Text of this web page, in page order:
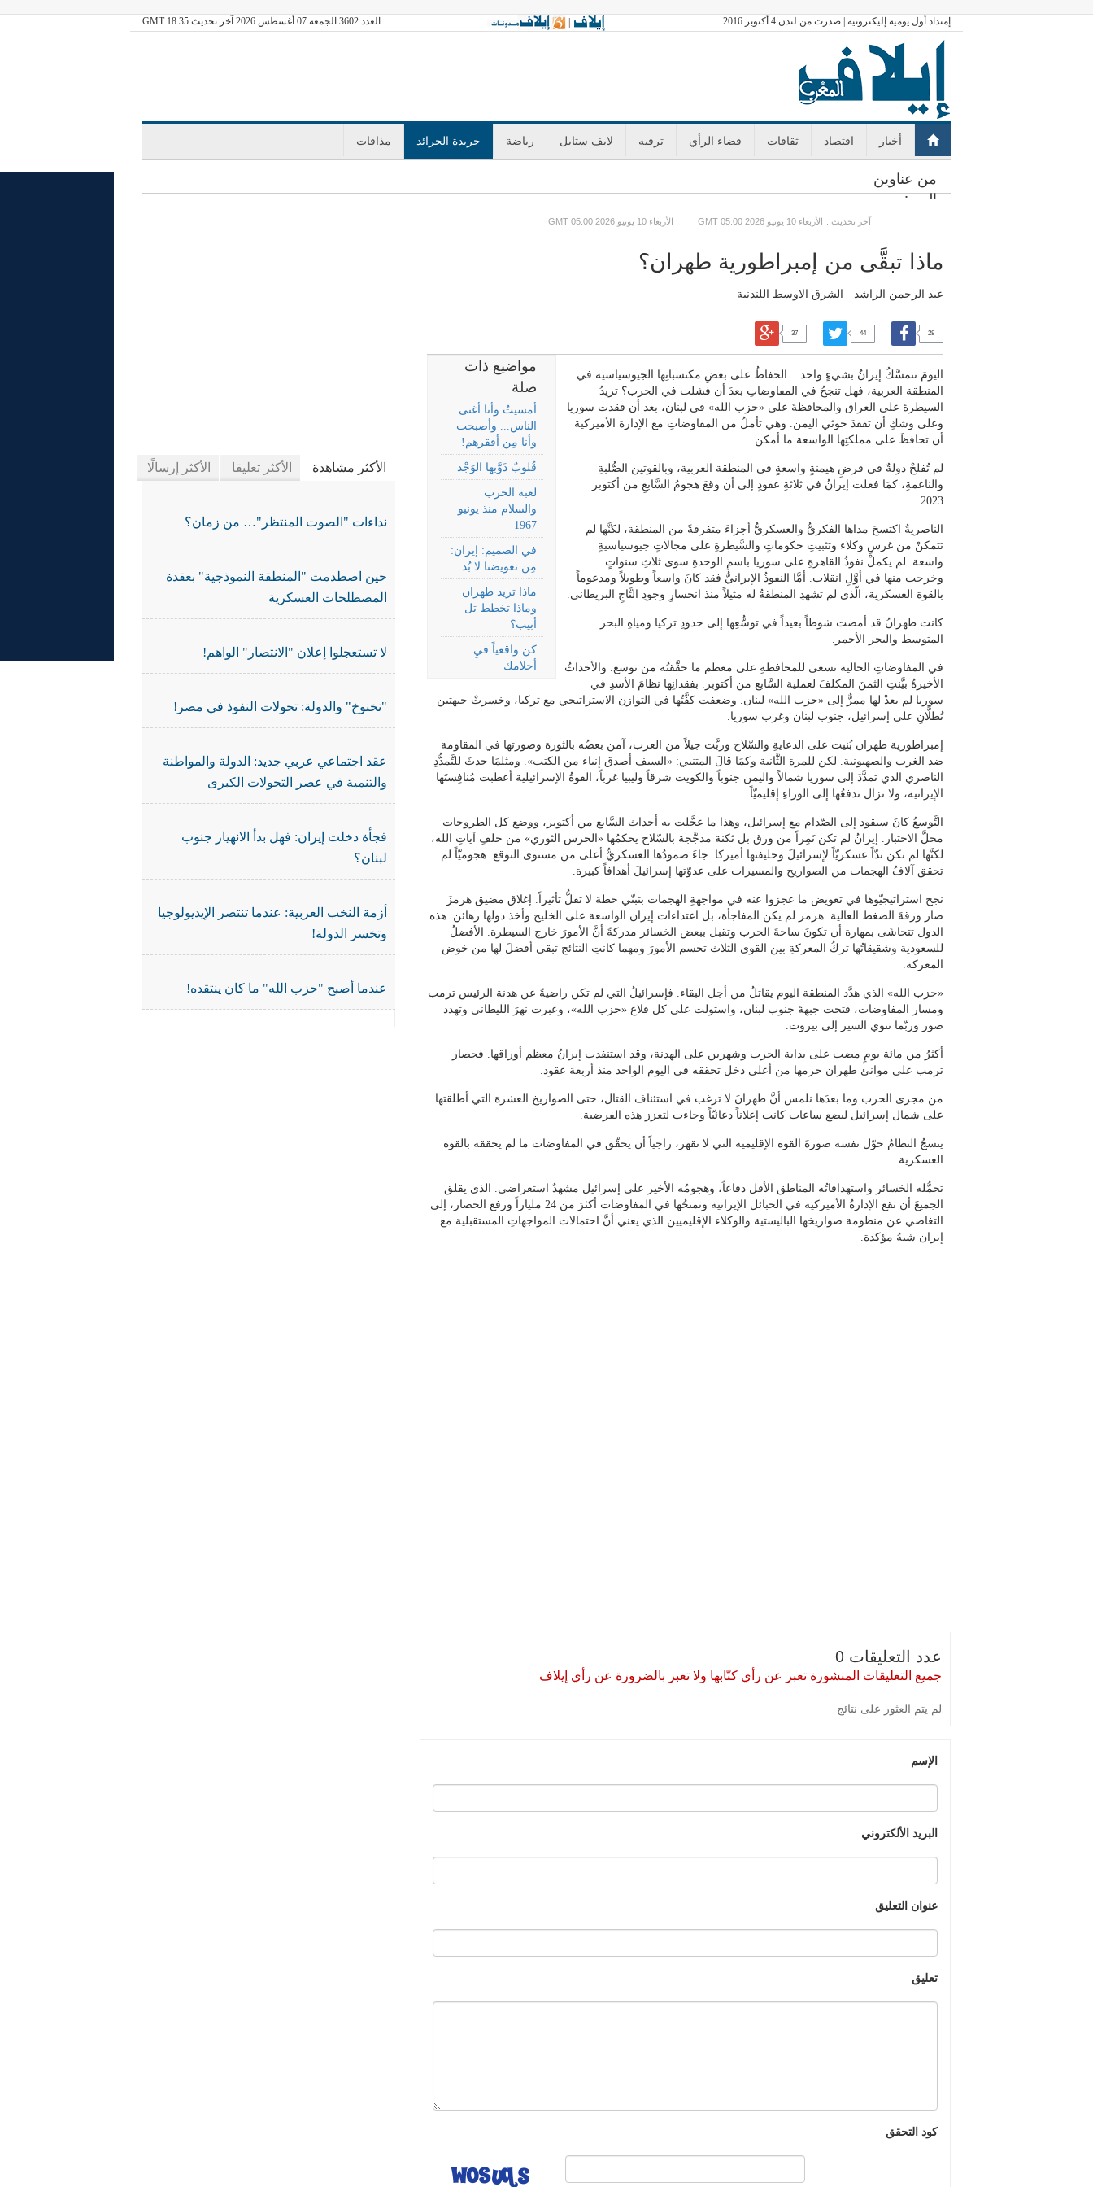
إمتداد أول يومية إليكترونية | صدرت من لندن 4 أكتوبر 2016 العدد 3602 الجمعة 07 أغسطس 2026 آخر تحديث GMT 18:35 |
أخبار اقتصاد ثقافات فضاء الرأي ترفيه لايف ستايل رياضة جريدة الجرائد مذاقات
من عناوين
اليوم:
GMT الأربعاء 10 يونيو 2026 05:00 GMT الأربعاء 10 يونيو 2026 05:00 : آخر تحديث
ماذا تبقَّى من إمبراطورية طهران؟
عبد الرحمن الراشد - الشرق الاوسط اللندنية
28
44
37
مواضيع ذات
صلة
أمسيتُ وأنا أغنى
الناس... وأصبحت
وأنا مِن أفقرهم!
قُلوبٌ ذَوَّبها الوَجْد
لعبة الحرب
والسلام منذ يونيو
1967
في الصميم: إيران:
مِن تعويضنا لا بُد
ماذا تريد طهران
وماذا تخطط تل
أبيب؟
كن واقعياً فيِ
أحلامك
اليومَ تتمسَّكُ إيرانُ بشيءٍ واحد... الحفاظُ على بعضِ مكتسباتِها الجيوسياسية في
المنطقة العربية، فهل تنجحُ في المفاوضاتِ بعدَ أن فشلت في الحرب؟ تريدُ
السيطرةَ على العراق والمحافظةَ على «حزب الله» في لبنان، بعد أن فقدت سوريا
وعلى وشكِ أن تفقدَ حوثي اليمن. وهي تأملُ من المفاوضاتِ مع الإدارة الأميركية
أن تحافظَ على مملكتِها الواسعة ما أمكن.
لم تُفلحْ دولةٌ في فرضِ هيمنةٍ واسعةٍ في المنطقة العربية، وبالقوتين الصُّلبةِ
والناعمةِ، كمَا فعلت إيرانُ في ثلاثةِ عقودٍ إلى أن وقعَ هجومُ السَّابعِ من أكتوبر
2023.
الناصريةُ اكتسحَ مداها الفكريُّ والعسكريُّ أجزاءَ متفرقةً من المنطقة، لكنَّها لم
تتمكنْ من غرسِ وكلاء وتثبيتِ حكوماتٍ والسَّيطرةِ على مجالاتٍ جيوسياسيةٍ
واسعة. لم يكملْ نفوذُ القاهرةِ على سوريا باسمِ الوحدةِ سوى ثلاثِ سنواتٍ
وخرجت منها في أوَّلِ انقلاب. أمَّا النفوذُ الإيرانيُّ فقد كانَ واسعاً وطويلاً ومدعوماً
بالقوة العسكرية، الّذي لم تشهدِ المنطقةُ له مثيلاً منذ انحسارِ وجودِ التَّاجِ البريطاني.
كانت طهرانُ قد أمضت شوطاً بعيداً في توسُّعِها إلى حدودِ تركيا ومياهِ البحر
المتوسط والبحر الأحمر.
في المفاوضاتِ الحالية تسعى للمحافظةِ على معظم ما حقَّقتُه من توسع. والأحداثُ
الأخيرةُ بيَّنتِ الثمنَ المكلفَ لعملية السَّابع من أكتوبر. بفقدانِها نظامَ الأسدِ في
سوريا لم يعدْ لها ممرٌّ إلى «حزب الله» لبنان. وضعفت كفَّتُها في التوازن الاستراتيجي مع تركيا، وخسرتْ جبهتين
تُطلَّانِ على إسرائيل، جنوب لبنان وغرب سوريا.
إمبراطورية طهران بُنيت على الدعايةِ والسّلاح وربَّت جيلاً من العرب، آمن بعضُه بالثورة وصورتها في المقاومة
ضد الغرب والصهيونية. لكن للمرة الثَّانية وكمَا قالَ المتنبي: «السيف أصدق إنباء من الكتب». ومثلمَا حدثَ للتَّمدُّدِ
الناصري الذي تمدَّدَ إلى سوريا شمالاً واليمن جنوباً والكويت شرقاً وليبيا غرباً، القوةُ الإسرائيلية أعطبت مُنافِستَها
الإيرانية، ولا تزال تدفعُها إلى الوراءِ إقليميّاً.
التَّوسعُ كانَ سيقود إلى الصّدام مع إسرائيل، وهذا ما عجَّلت به أحداث السَّابع من أكتوبر، ووضع كل الطروحات
محلَّ الاختبار. إيرانُ لم تكن نَمِراً من ورق بل ثكنة مدجَّجة بالسّلاح يحكمُها «الحرس الثوري» من خلفِ آياتِ الله،
لكنَّها لم تكن ندّاً عسكريّاً لإسرائيلَ وحليفتها أميركا. جاءَ صمودُها العسكريُّ أعلى من مستوى التوقع. هجوميّاً لم
تحقق آلافُ الهجمات من الصواريخ والمسيرات على عدوّتها إسرائيلَ أهدافاً كبيرة.
نجح استراتيجيّوها في تعويض ما عجزوا عنه في مواجهةِ الهجمات بتبنّي خطة لا تقلُّ تأثيراً. إغلاق مضيق هرمزَ
صار ورقةَ الضغط العالية. هرمز لم يكن المفاجأة، بل اعتداءات إيران الواسعة على الخليج وأخذ دولها رهائن. هذه
الدول تتحاشَى بمهارة أن تكونَ ساحةَ الحرب وتقبل ببعض الخسائر مدركةً أنَّ الأمورَ خارج السيطرة. الأفضلُ
للسعودية وشقيقاتُها تركُ المعركةِ بين القوى الثلاث تحسم الأمورَ ومهما كانتِ النتائج تبقى أفضلَ لها من خوض
المعركة.
«حزب الله» الذي هدَّد المنطقة اليوم يقاتلُ من أجل البقاء. فإسرائيلُ التي لم تكن راضيةً عن هدنة الرئيس ترمب
ومسار المفاوضات، فتحت جبهةَ جنوب لبنان، واستولت على كل قلاع «حزب الله»، وعبرت نهرَ الليطاني وتهدد
صور وربّما تنوي السير إلى بيروت.
أكثرُ من مائة يومٍ مضت على بداية الحرب وشهرين على الهدنة، وقد استنفدت إيرانُ معظم أوراقها. فحصار
ترمب على موانئ طهران حرمها من أعلى دخل تحققه في اليوم الواحد منذ أربعة عقود.
من مجرى الحرب وما بعدَها نلمس أنَّ طهرانَ لا ترغب في استئناف القتال، حتى الصواريخ العشرة التي أطلقتها
على شمال إسرائيل لبضع ساعات كانت إعلاناً دعائيّاً وجاءت لتعزز هذه الفرضية.
ينسجُ النظامُ حوّل نفسه صورةَ القوة الإقليمية التي لا تقهر، راجياً أن يحقّق في المفاوضات ما لم يحققه بالقوة
العسكرية.
تحمُّله الخسائر واستهدافاتُه المناطق الأقل دفاعاً، وهجومُه الأخير على إسرائيل مشهدٌ استعراضي. الذي يقلق
الجميعَ أن تقع الإدارةُ الأميركية في الحبائل الإيرانية وتمنحُها في المفاوضات أكثرَ من 24 ملياراً ورفع الحصار، إلى
التغاضي عن منظومة صواريخها الباليستية والوكلاء الإقليميين الذي يعني أنَّ احتمالات المواجهاتِ المستقبلية مع
إيران شبهُ مؤكدة.
عدد التعليقات 0
جميع التعليقات المنشورة تعبر عن رأي كتّابها ولا تعبر بالضرورة عن رأي إيلاف
لم يتم العثور على نتائج
الإسم
البريد الألكتروني
عنوان التعليق
تعليق
كود التحقق
الأكثر مشاهدة الأكثر تعليقا الأكثر إرسالًا
نداءات "الصوت المنتظر"… من زمان؟
حين اصطدمت "المنطقة النموذجية" بعقدة
المصطلحات العسكرية
لا تستعجلوا إعلان "الانتصار" الواهم!
"نخنوخ" والدولة: تحولات النفوذ في مصر!
عقد اجتماعي عربي جديد: الدولة والمواطنة
والتنمية في عصر التحولات الكبرى
فجأة دخلت إيران: فهل بدأ الانهيار جنوب
لبنان؟
أزمة النخب العربية: عندما تنتصر الإيديولوجيا
وتخسر الدولة!
عندما أصبح "حزب الله" ما كان ينتقده!